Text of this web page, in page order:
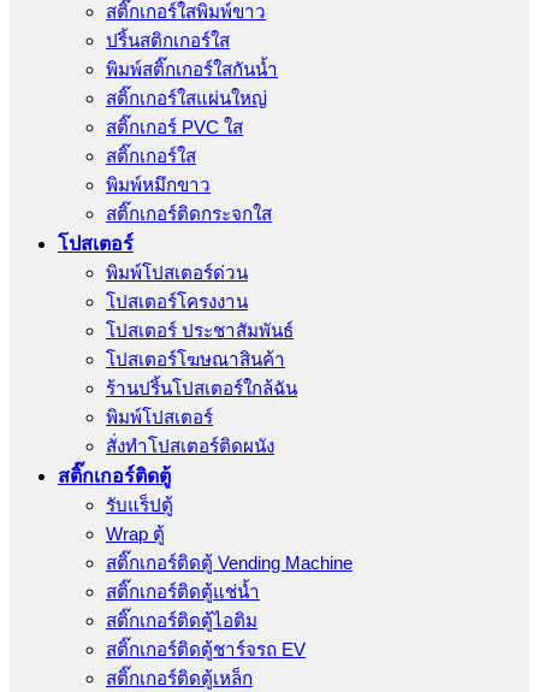
สติ๊กเกอร์ใสพิมพ์ขาว
ปริ้นสติกเกอร์ใส
พิมพ์สติ๊กเกอร์ใสกันน้ำ
สติ๊กเกอร์ใสแผ่นใหญ่
สติ๊กเกอร์ PVC ใส
สติ๊กเกอร์ใส
พิมพ์หมึกขาว
สติ๊กเกอร์ติดกระจกใส
โปสเตอร์
พิมพ์โปสเตอร์ด่วน
โปสเตอร์โครงงาน
โปสเตอร์ ประชาสัมพันธ์
โปสเตอร์โฆษณาสินค้า
ร้านปริ้นโปสเตอร์ใกล้ฉัน
พิมพ์โปสเตอร์
สั่งทําโปสเตอร์ติดผนัง
สติ๊กเกอร์ติดตู้
รับแร็ปตู้
Wrap ตู้
สติ๊กเกอร์ติดตู้ Vending Machine
สติ๊กเกอร์ติดตู้แช่น้ำ
สติ๊กเกอร์ติดตู้ไอติม
สติ๊กเกอร์ติดตู้ชาร์จรถ EV
สติ๊กเกอร์ติดตู้เหล็ก